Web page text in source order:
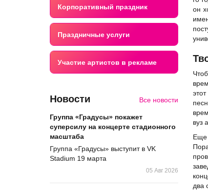
Корпоративный праздник
Праздничные услуги
Участие артистов в рекламе
Новости Все новости
Группа «Градусы» покажет
суперсилу на концерте стадионного
масштаба
Группа «Градусы» выступит в VK
Stadium 19 марта
05 Авг 2026
он
вуз
Еще
два